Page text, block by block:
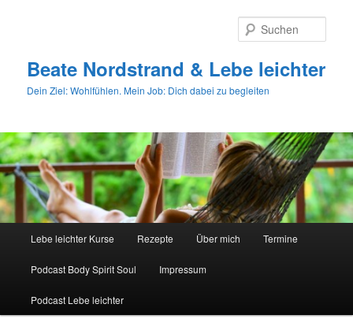
Beate Nordstrand & Lebe leichter
Dein Ziel: Wohlfühlen. Mein Job: Dich dabei zu begleiten
Lebe leichter Kurse Rezepte Über mich Termine
Podcast Body Spirit Soul Impressum
Podcast Lebe leichter